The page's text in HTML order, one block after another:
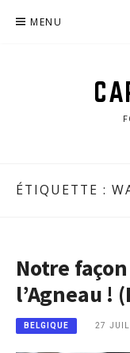
MENU
ÉTIQUETTE :
Notre
l’Agneau !
BELGIQUE 27